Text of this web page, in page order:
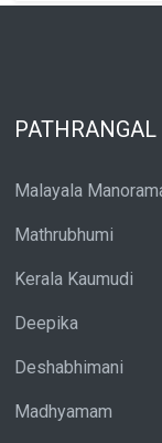
PATHRANGAL
Malayala
Mathrubhumi
Kerala Kaumudi
Deepika
Deshabhimani
Madhyamam